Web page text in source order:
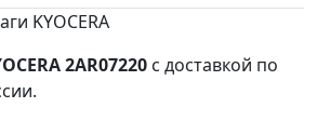
KYOCERA
2AR07220 с доставкой по